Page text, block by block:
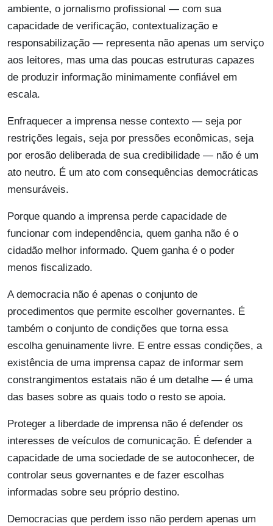
ambiente, o jornalismo profissional — com sua
capacidade de verificação, contextualização e
responsabilização — representa não apenas um serviço
aos leitores, mas uma das poucas estruturas capazes
de produzir informação minimamente confiável em
escala.
Enfraquecer a imprensa nesse contexto — seja por
restrições legais, seja por pressões econômicas, seja
por erosão deliberada de sua credibilidade — não é um
ato neutro. É um ato com consequências democráticas
mensuráveis.
Porque quando a imprensa perde capacidade de
funcionar com independência, quem ganha não é o
cidadão melhor informado. Quem ganha é o poder
menos fiscalizado.
A democracia não é apenas o conjunto de
procedimentos que permite escolher governantes. É
também o conjunto de condições que torna essa
escolha genuinamente livre. E entre essas condições, a
existência de uma imprensa capaz de informar sem
constrangimentos estatais não é um detalhe — é uma
das bases sobre as quais todo o resto se apoia.
Proteger a liberdade de imprensa não é defender os
interesses de veículos de comunicação. É defender a
capacidade de uma sociedade de se autoconhecer, de
controlar seus governantes e de fazer escolhas
informadas sobre seu próprio destino.
Democracias que perdem isso não perdem apenas um